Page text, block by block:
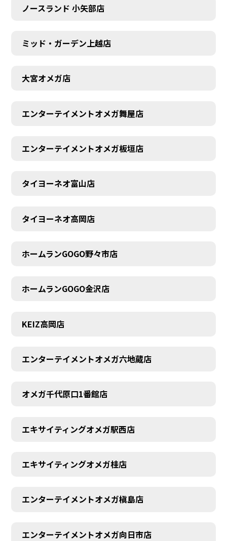
ノースランド 小矢部店
ミッド・ガーデン上越店
大宮オメガ店
エンターテイメントオメガ舞屋店
エンターテイメントオメガ板垣店
タイヨーネオ富山店
タイヨーネオ高岡店
ホームランGOGO野々市店
ホームランGOGO金沢店
KEIZ高岡店
エンターテイメントオメガ六地蔵店
オメガ千代原口1番館店
エキサイティングオメガ駅西店
エキサイティングオメガ桂店
エンターテイメントオメガ槇島店
エンターテイメントオメガ向日市店